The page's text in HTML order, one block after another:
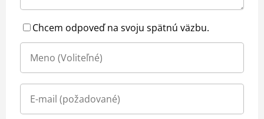
Chcem odpoveď na svoju spätnú väzbu.